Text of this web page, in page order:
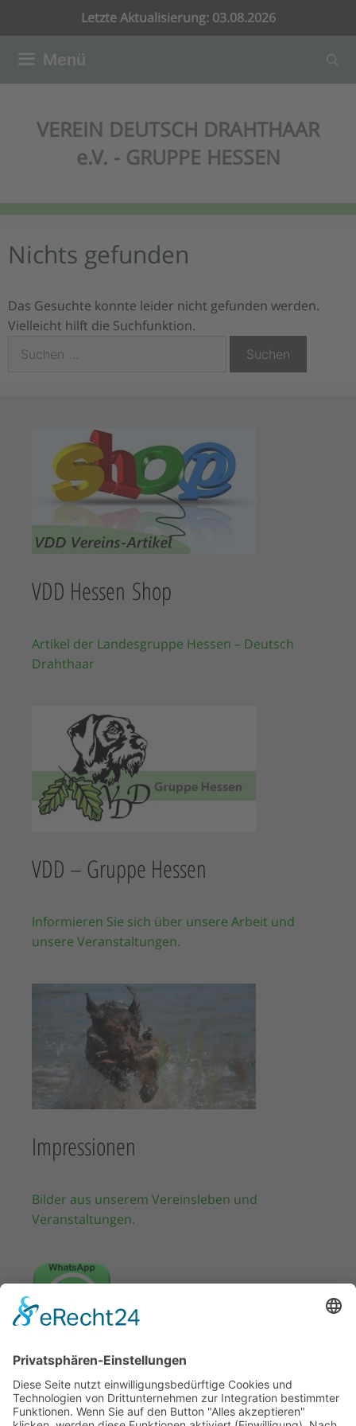
springen
Letzte Aktualisierung: 03.08.2026
Menü
VEREIN DEUTSCH DRAHTHAAR
e.V. - GRUPPE HESSEN
Nichts gefunden
Das Gesuchte konnte leider nicht gefunden werden.
Vielleicht hilft die Suchfunktion.
nach:
VDD Hessen Shop
Artikel der Landesgruppe Hessen – Deutsch
Drahthaar
VDD – Gruppe Hessen
Informieren Sie sich über unsere Arbeit und
unsere Veranstaltungen.
Impressionen
Bilder aus unserem Vereinsleben und
Veranstaltungen.
WhatsApp Kanal